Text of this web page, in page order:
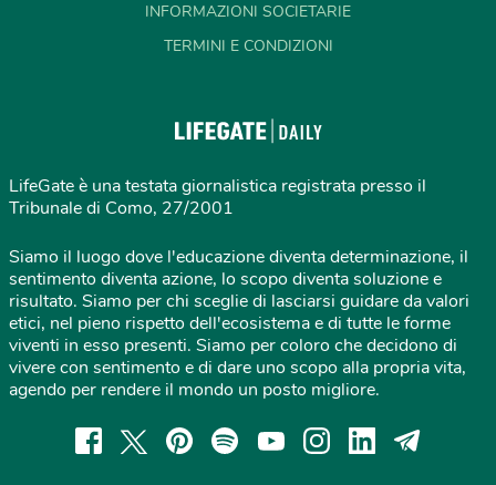
INFORMAZIONI SOCIETARIE
TERMINI E CONDIZIONI
LifeGate è una testata giornalistica registrata presso il
Tribunale di Como, 27/2001
Siamo il luogo dove l'educazione diventa determinazione, il
sentimento diventa azione, lo scopo diventa soluzione e
risultato. Siamo per chi sceglie di lasciarsi guidare da valori
etici, nel pieno rispetto dell'ecosistema e di tutte le forme
viventi in esso presenti. Siamo per coloro che decidono di
vivere con sentimento e di dare uno scopo alla propria vita,
agendo per rendere il mondo un posto migliore.